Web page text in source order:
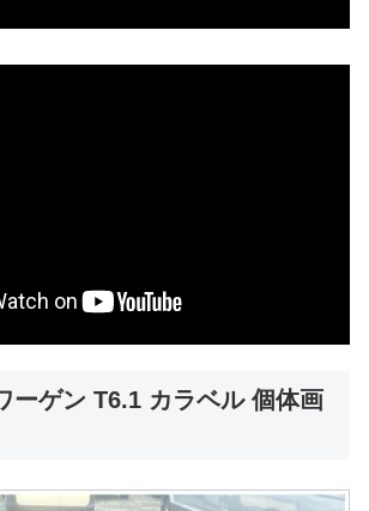
ーゲン T6.1 カラベル 個体画